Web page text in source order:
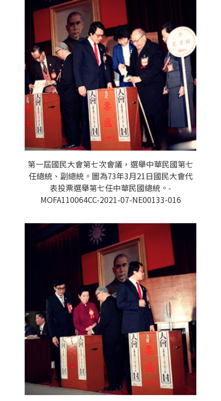
第一屆國民大會第七次會議，選舉中華民國第七
任總統、副總統。圖為73年3月21日國民大會代
表投票選舉第七任中華民國總統。-
MOFA110064CC-2021-07-NE00133-016